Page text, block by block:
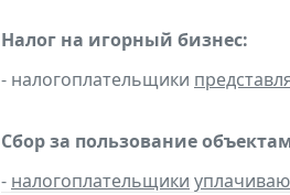
Налог на игорный бизнес:
- налогоплательщики
Сбор за пользование
- налогоплательщики